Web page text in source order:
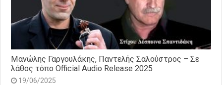
Μανώλης Γαργουλάκης, Παντελής Σαλούστρος – Σε
λάθος τόπο Official Audio Release 2025
19/06/2025